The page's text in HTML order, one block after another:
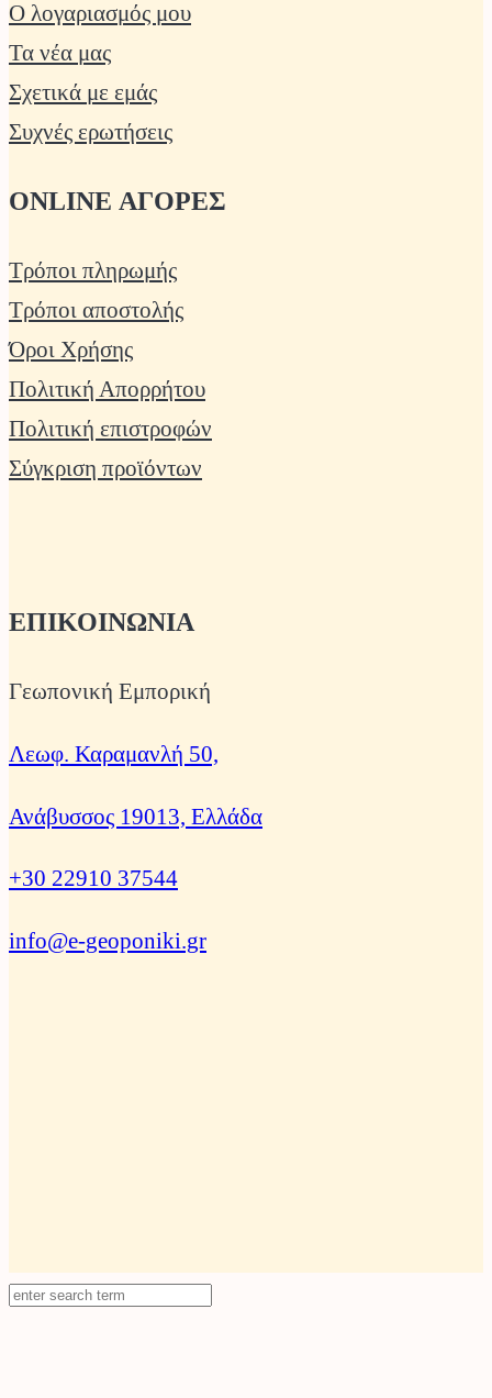
Ο λογαριασμός μου
Τα νέα μας
Σχετικά με εμάς
Συχνές ερωτήσεις
ONLINE ΑΓΟΡΕΣ
Τρόποι πληρωμής
Τρόποι αποστολής
Όροι Χρήσης
Πολιτική Απορρήτου
Πολιτική επιστροφών
Σύγκριση προϊόντων
ΕΠΙΚΟΙΝΩΝΙΑ
Γεωπονική Εμπορική
Λεωφ. Καραμανλή 50,
Ανάβυσσος 19013, Ελλάδα
+30 22910 37544
info@e-geoponiki.gr